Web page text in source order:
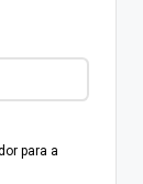
para a